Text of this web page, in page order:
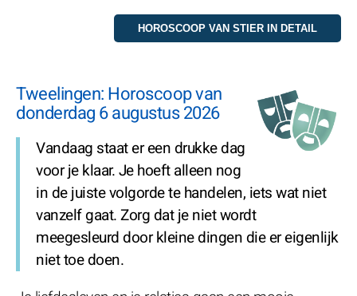
Tweelingen: Horoscoop van
donderdag 6 augustus 2026
Vandaag staat er een drukke dag
voor je klaar. Je hoeft alleen nog
in de juiste volgorde te handelen, iets wat niet
vanzelf gaat. Zorg dat je niet wordt
meegesleurd door kleine dingen die er eigenlijk
niet toe doen.